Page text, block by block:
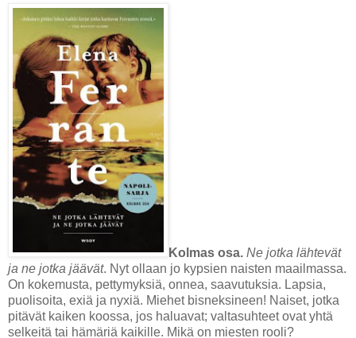
Kolmas osa. Ne jotka lähtevät
ja ne jotka jäävät. Nyt ollaan jo kypsien naisten maailmassa.
On kokemusta, pettymyksiä, onnea, saavutuksia. Lapsia,
puolisoita, exiä ja nyxiä. Miehet bisneksineen! Naiset, jotka
pitävät kaiken koossa, jos haluavat; valtasuhteet ovat yhtä
selkeitä tai hämäriä kaikille. Mikä on miesten rooli?